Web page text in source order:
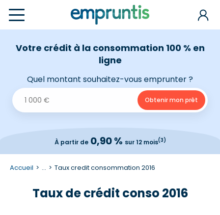
Votre crédit à la consommation 100 % en
ligne
Quel montant souhaitez-vous emprunter ?
À partir de0,90 % sur 12 mois(3)
Accueil ... Taux credit consommation 2016
Taux de crédit conso 2016